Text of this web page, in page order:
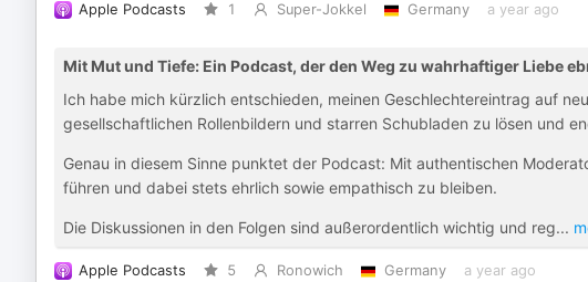
Apple Podcasts 1 Super-Jokkel Germany a year ago
Mit Mut und Tiefe: Ein Podcast, der den Weg zu wahrhaftiger Liebe
Ich habe mich kürzlich entschieden, meinen Geschlechtereintrag auf
gesellschaftlichen Rollenbildern und starren Schubladen zu lösen und
Genau in diesem Sinne punktet der Podcast: Mit authentischen
führen und dabei stets ehrlich sowie empathisch zu bleiben.
Die Diskussionen in den Folgen sind außerordentlich wichtig und reg...
Apple Podcasts 5 Ronowich Germany a year ago